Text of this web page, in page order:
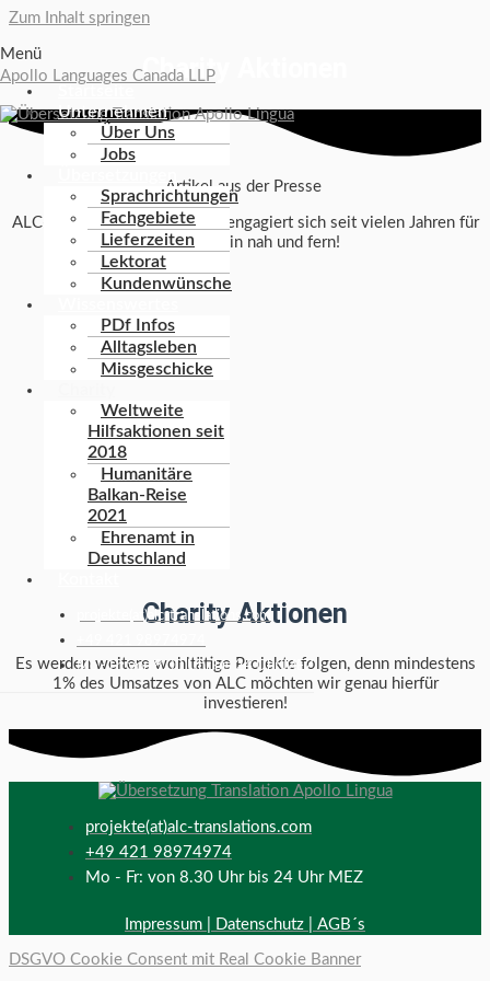
Zum Inhalt springen
Apollo Languages Canada LLP
Menü
Startseite
Unternehmen
Über Uns
Jobs
Sprachrichtungen
Fachgebiete
Lieferzeiten
Lektorat
Kundenwünsche
PDf Infos
Alltagsleben
Missgeschicke
Weltweite
Hilfsaktionen seit
2018
Humanitäre
Balkan-Reise
2021
Ehrenamt in
Deutschland
projekte(at)alc-translations.com
Mo - Fr: von 8.30 Uhr bis 24 Uhr MEZ
Charity Aktionen
Artikel aus der Presse
ALC-Gründer Michael Eggers engagiert sich seit vielen Jahren für
Menschen in nah und fern!
Charity Aktionen
Es werden weitere wohltätige Projekte folgen, denn mindestens
1% des Umsatzes von ALC möchten wir genau hierfür
investieren!
projekte(at)alc-translations.com
+49 421 98974974
Mo - Fr: von 8.30 Uhr bis 24 Uhr MEZ
Impressum | Datenschutz AGB´s
DSGVO Cookie Consent mit Real Cookie Banner